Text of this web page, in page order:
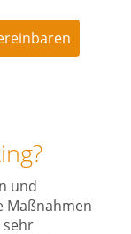
und
Maßnahmen
sehr